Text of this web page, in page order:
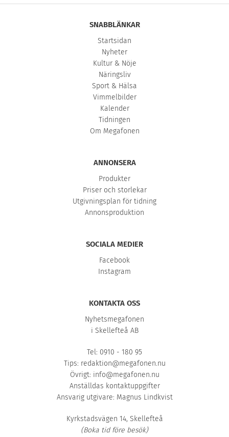
SNABBLÄNKAR
Startsidan
Nyheter
Kultur & Nöje
Näringsliv
Sport & Hälsa
Vimmelbilder
Kalender
Tidningen
Om Megafonen
ANNONSERA
Produkter
Priser och storlekar
Utgivningsplan för tidning
Annonsproduktion
SOCIALA MEDIER
Facebook
Instagram
KONTAKTA OSS
Nyhetsmegafonen
i Skellefteå AB
Tel: 0910 - 180 95
Tips: redaktion@megafonen.nu
Övrigt: info@megafonen.nu
Anställdas kontaktuppgifter
Ansvarig utgivare: Magnus Lindkvist
Kyrkstadsvägen 14, Skellefteå
(Boka tid före besök)